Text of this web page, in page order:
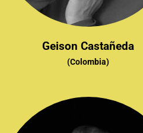
Geison Castañeda
(Colombia)